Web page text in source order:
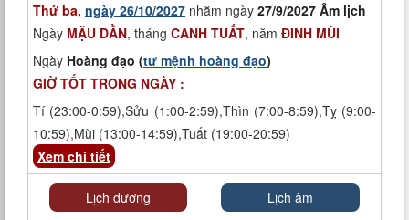
Thứ ba, ngày 26/10/2027 nhằm ngày 27/9/2027 Âm lịch
Ngày MẬU DẦN, tháng CANH TUẤT, năm ĐINH MÙI
Ngày Hoàng đạo (tư mệnh hoàng đạo)
GIỜ TỐT TRONG NGÀY :
Tí (23:00-0:59),Sửu (1:00-2:59),Thìn (7:00-8:59),Tỵ (9:00-
10:59),Mùi (13:00-14:59),Tuất (19:00-20:59)
Xem chi tiết
Lịch dương Lịch âm